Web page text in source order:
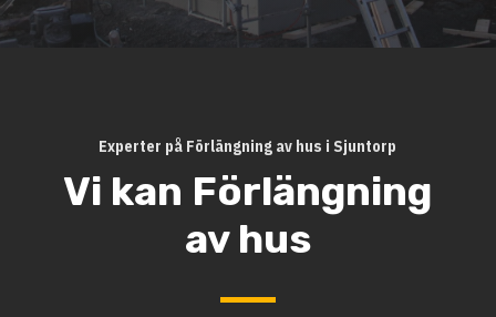
Experter på Förlängning av hus i Sjuntorp
Vi kan Förlängning
av hus